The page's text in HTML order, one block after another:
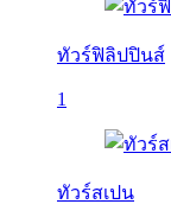
ทัวร์ฟิลิปปินส์
1
ทัวร์สเปน